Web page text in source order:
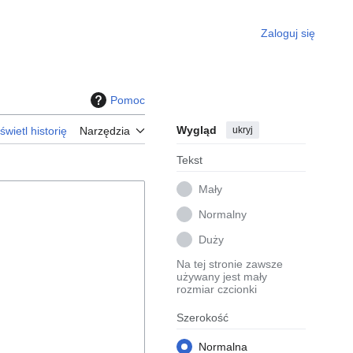
Zaloguj się
Pomoc
historię Narzędzia Wygląd ukryj
Tekst
Mały
Normalny
Duży
Na tej stronie zawsze
używany jest mały
rozmiar czcionki
Szerokość
Normalna